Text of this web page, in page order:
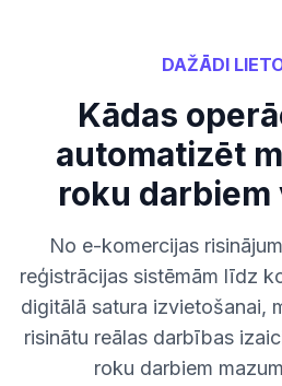
DAŽĀDI
Kādas
automatizēt
roku darbiem
No e-komercijas
reģistrācijas sistēmām līdz
digitālā satura izvietošanai,
risinātu reālas darbības
roku darbiem